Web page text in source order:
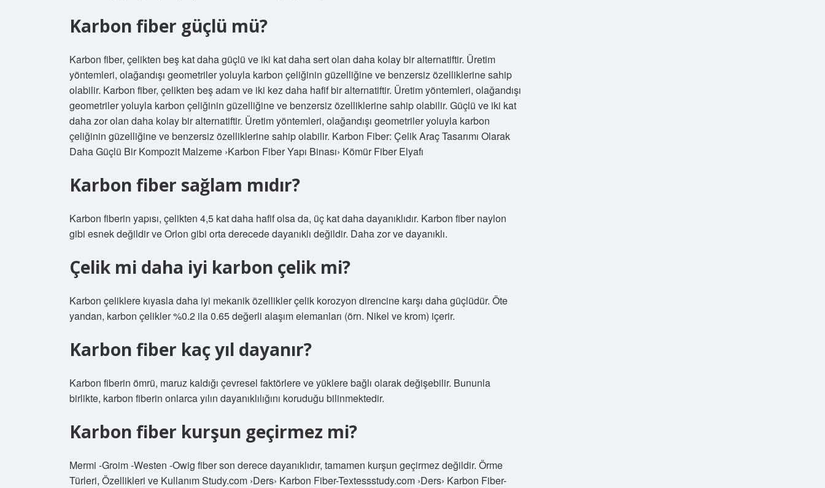
Karbon fiber güçlü mü?
Karbon fiber, çelikten beş kat daha güçlü ve iki kat daha sert olan daha kolay bir alternatiftir. Üretim
yöntemleri, olağandışı geometriler yoluyla karbon çeliğinin güzelliğine ve benzersiz özelliklerine sahip
olabilir. Karbon fiber, çelikten beş adam ve iki kez daha hafif bir alternatiftir. Üretim yöntemleri, olağandışı
geometriler yoluyla karbon çeliğinin güzelliğine ve benzersiz özelliklerine sahip olabilir. Güçlü ve iki kat
daha zor olan daha kolay bir alternatiftir. Üretim yöntemleri, olağandışı geometriler yoluyla karbon
çeliğinin güzelliğine ve benzersiz özelliklerine sahip olabilir. Karbon Fiber: Çelik Araç Tasarımı Olarak
Daha Güçlü Bir Kompozit Malzeme ›Karbon Fiber Yapı Binası› Kömür Fiber Elyafı
Karbon fiber sağlam mıdır?
Karbon fiberin yapısı, çelikten 4,5 kat daha hafif olsa da, üç kat daha dayanıklıdır. Karbon fiber naylon
gibi esnek değildir ve Orlon gibi orta derecede dayanıklı değildir. Daha zor ve dayanıklı.
Çelik mi daha iyi karbon çelik mi?
Karbon çeliklere kıyasla daha iyi mekanik özellikler çelik korozyon direncine karşı daha güçlüdür. Öte
yandan, karbon çelikler %0.2 ila 0.65 değerli alaşım elemanları (örn. Nikel ve krom) içerir.
Karbon fiber kaç yıl dayanır?
Karbon fiberin ömrü, maruz kaldığı çevresel faktörlere ve yüklere bağlı olarak değişebilir. Bununla
birlikte, karbon fiberin onlarca yılın dayanıklılığını koruduğu bilinmektedir.
Karbon fiber kurşun geçirmez mi?
Mermi -Groim -Westen -Owig fiber son derece dayanıklıdır, tamamen kurşun geçirmez değildir. Örme
Türleri, Özellikleri ve Kullanım Study.com ›Ders› Karbon Fiber-Textessstudy.com ›Ders› Karbon Fiber-